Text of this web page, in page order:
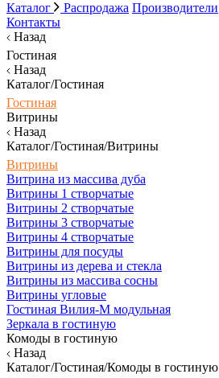
Каталог Распродажа Производители
Контакты
Назад
Гостиная
Назад
Каталог/Гостиная
Гостиная
Витрины
Назад
Каталог/Гостиная/Витрины
Витрины
Витрина из массива дуба
Витрины 1 створчатые
Витрины 2 створчатые
Витрины 3 створчатые
Витрины 4 створчатые
Витрины для посуды
Витрины из дерева и стекла
Витрины из массива сосны
Витрины угловые
Гостиная Вилия-М модульная
Зеркала в гостиную
Комоды в гостиную
Назад
Каталог/Гостиная/Комоды в гостиную